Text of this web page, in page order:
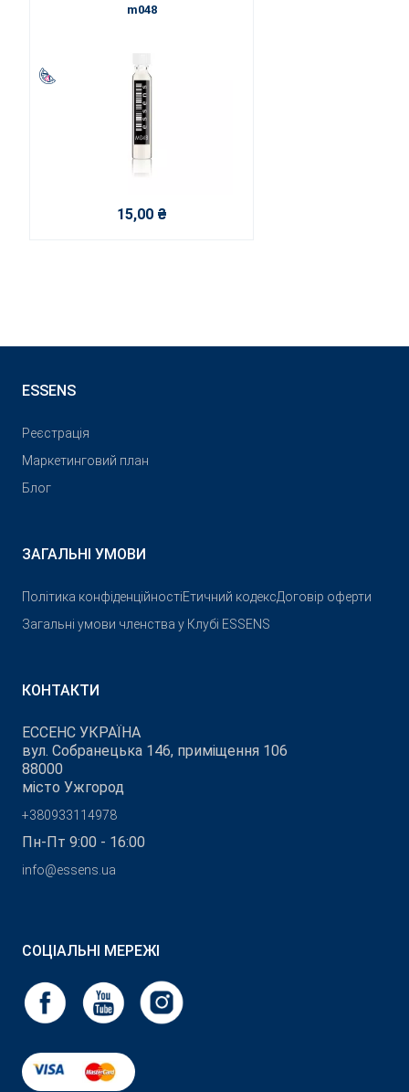
m048
15,00 ₴
ESSENS
Реєстрація
Маркетинговий план
Блог
ЗАГАЛЬНІ УМОВИ
Політика конфіденційностіЕтичний кодексДоговір оферти
Загальні умови членства у Клубі ESSENS
КОНТАКТИ
ЕССЕНС УКРАЇНА
вул. Собранецька 146, приміщення 106
88000
місто Ужгород
+380933114978
Пн-Пт 9:00 - 16:00
info@essens.ua
СОЦІАЛЬНІ МЕРЕЖІ